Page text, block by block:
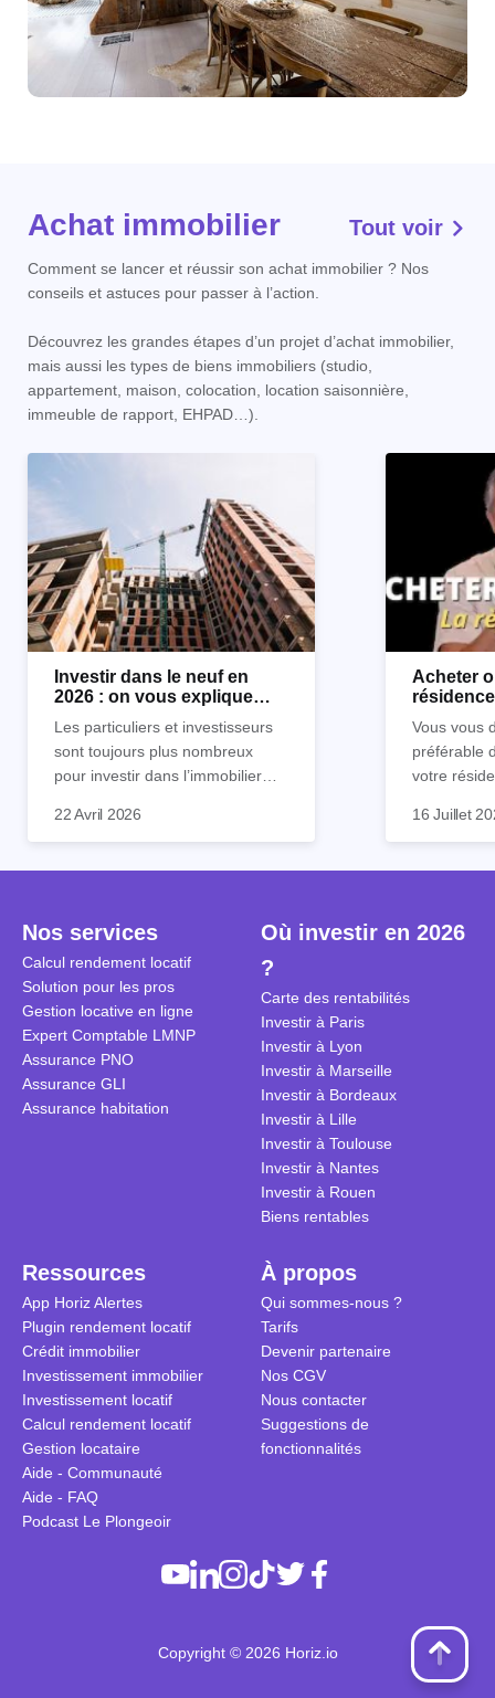
Achat immobilier Tout voir
Comment se lancer et réussir son achat immobilier ? Nos
conseils et astuces pour passer à l’action.
Découvrez les grandes étapes d’un projet d’achat immobilier,
mais aussi les types de biens immobiliers (studio,
appartement, maison, colocation, location saisonnière,
immeuble de rapport, EHPAD…).
Investir dans le neuf en
2026 : on vous explique
Les particuliers et investisseurs
sont toujours plus nombreux
pour investir dans l’immobilier
nombreux avantages à choisir ce
expliquons tout dans cet article.
22 Avril 2026
Acheter
Vous vous
préférable
votre
pour
la règle
secondes
fenêtres"
sécuriser
16 Juillet
Nos services
Calcul rendement locatif
Solution pour les pros
Gestion locative en ligne
Expert Comptable LMNP
Assurance PNO
Assurance GLI
Assurance habitation
Où investir en 2026
?
Carte des rentabilités
Investir à Paris
Investir à Lyon
Investir à Marseille
Investir à Bordeaux
Investir à Lille
Investir à Toulouse
Investir à Nantes
Investir à Rouen
Biens rentables
Ressources
App Horiz Alertes
Plugin rendement locatif
Crédit immobilier
Investissement immobilier
Investissement locatif
Calcul rendement locatif
Gestion locataire
Aide - Communauté
Aide - FAQ
Podcast Le Plongeoir
À propos
Qui sommes-nous ?
Tarifs
Devenir partenaire
Nos CGV
Nous contacter
Suggestions de
fonctionnalités
Copyright © 2026 Horiz.io